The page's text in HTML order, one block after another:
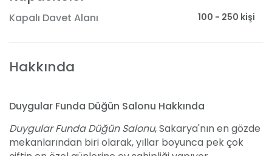
Kapalı Davet Alanı 100 - 250 kişi
Hakkında
Duygular Funda Düğün Salonu Hakkında
Duygular Funda Düğün Salonu, Sakarya'nın en gözde
mekanlarından biri olarak, yıllar boyunca pek çok